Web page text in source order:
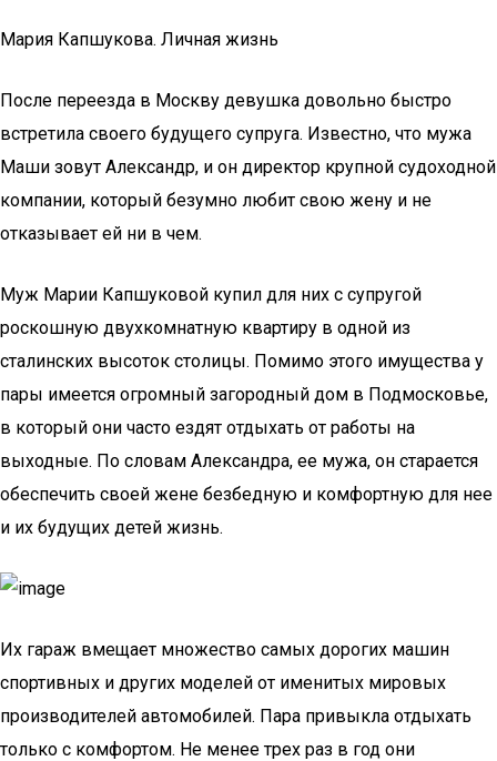
Мария Капшукова. Личная жизнь
После переезда в Москву девушка довольно быстро
встретила своего будущего супруга. Известно, что мужа
Маши зовут Александр, и он директор крупной судоходной
компании, который безумно любит свою жену и не
отказывает ей ни в чем.
Муж Марии Капшуковой купил для них с супругой
роскошную двухкомнатную квартиру в одной из
сталинских высоток столицы. Помимо этого имущества у
пары имеется огромный загородный дом в Подмосковье,
в который они часто ездят отдыхать от работы на
выходные. По словам Александра, ее мужа, он старается
обеспечить своей жене безбедную и комфортную для нее
и их будущих детей жизнь.
Их гараж вмещает множество самых дорогих машин
спортивных и других моделей от именитых мировых
производителей автомобилей. Пара привыкла отдыхать
только с комфортом. Не менее трех раз в год они